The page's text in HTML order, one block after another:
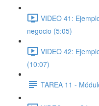
VIDEO 41:
negocio (5:05)
VIDEO 42:
(10:07)
TAREA 11 -